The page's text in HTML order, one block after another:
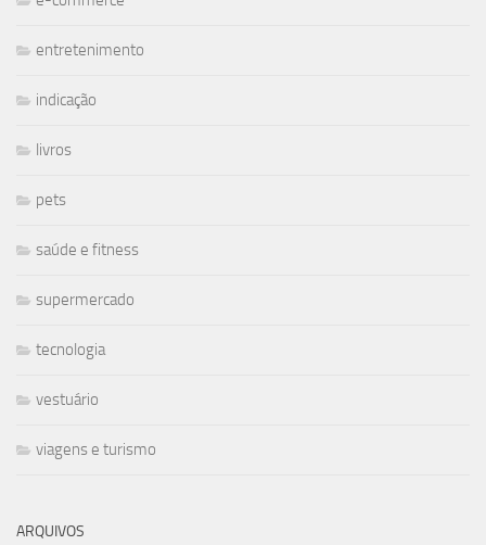
entretenimento
indicação
livros
pets
saúde e fitness
supermercado
tecnologia
vestuário
viagens e turismo
ARQUIVOS